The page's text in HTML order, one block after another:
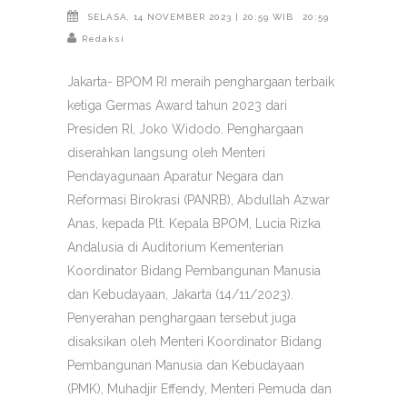
SELASA, 14 NOVEMBER 2023 | 20:59 WIB 20:59
Redaksi
Jakarta- BPOM RI meraih penghargaan terbaik
ketiga Germas Award tahun 2023 dari
Presiden RI, Joko Widodo. Penghargaan
diserahkan langsung oleh Menteri
Pendayagunaan Aparatur Negara dan
Reformasi Birokrasi (PANRB), Abdullah Azwar
Anas, kepada Plt. Kepala BPOM, Lucia Rizka
Andalusia di Auditorium Kementerian
Koordinator Bidang Pembangunan Manusia
dan Kebudayaan, Jakarta (14/11/2023).
Penyerahan penghargaan tersebut juga
disaksikan oleh Menteri Koordinator Bidang
Pembangunan Manusia dan Kebudayaan
(PMK), Muhadjir Effendy, Menteri Pemuda dan